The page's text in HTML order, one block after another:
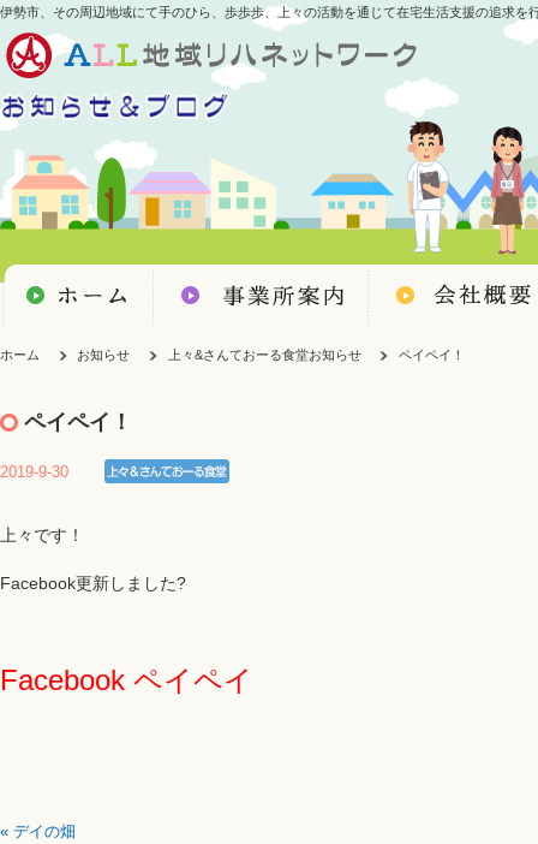
伊勢市、その周辺地域にて手のひら、歩歩歩、上々の活動を通じて在宅生活支援の追求を
ホーム お知らせ 上々&さんておーる食堂お知らせ ペイペイ！
ペイペイ！
2019-9-30
上々です！
Facebook更新しました?
Facebook ペイペイ
« デイの畑